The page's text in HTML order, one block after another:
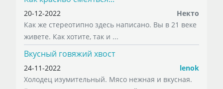
20-12-2022
Некто
Как же стереотипно здесь написано. Вы в 21 веке
живете. Как хотите, так и ...
Вкусный говяжий хвост
24-11-2022
lenok
Холодец изумительный. Мясо нежная и вкусная.